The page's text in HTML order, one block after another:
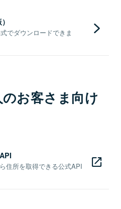
でダウンロードできま
お客さま向け
住所を取得できる公式API